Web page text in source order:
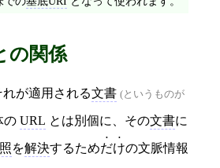
の関係
れが適用される文書 (というものが
の URL とは別個に、その文書に
を解決するためだけの文脈情報